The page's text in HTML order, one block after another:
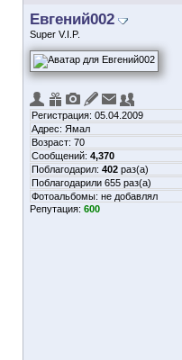
Евгений002
Super V.I.P.
Регистрация: 05.04.2009
Адрес: Ямал
Возраст: 70
Сообщений: 4,370
Поблагодарил: 402 раз(а)
Поблагодарили 655 раз(а)
Фотоальбомы: не добавлял
Репутация: 600